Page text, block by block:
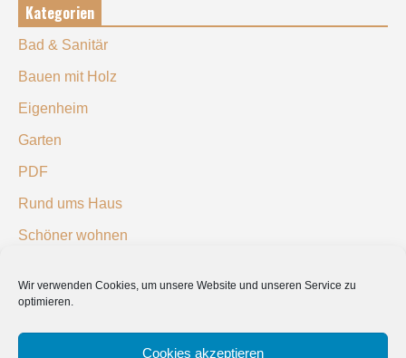
Wir verwenden Cookies, um unsere Website und unseren Service zu
optimieren.
Cookies akzeptieren
Kategorien
Bad & Sanitär
Bauen mit Holz
Eigenheim
Garten
PDF
Rund ums Haus
Schöner wohnen